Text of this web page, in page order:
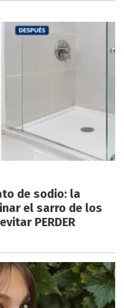
de sodio: la
el sarro de los
PERDER